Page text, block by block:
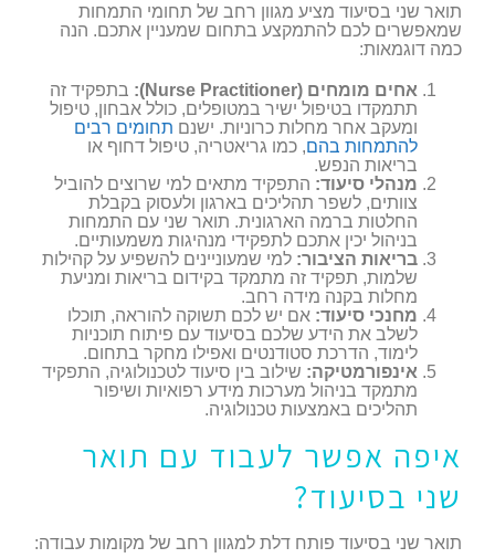
תואר שני בסיעוד מציע מגוון רחב של תחומי התמחות
שמאפשרים לכם להתמקצע בתחום שמעניין אתכם. הנה
כמה דוגמאות:
אחים מומחים (Nurse Practitioner):
בתפקיד זה
תתמקדו בטיפול ישיר במטופלים, כולל אבחון, טיפול
ומעקב אחר מחלות כרוניות. ישנם תחומים רבים
להתמחות בהם, כמו גריאטריה, טיפול דחוף או
בריאות הנפש.
מנהלי סיעוד: התפקיד מתאים למי שרוצים להוביל
צוותים, לשפר תהליכים בארגון ולעסוק בקבלת
החלטות ברמה הארגונית. תואר שני עם התמחות
בניהול יכין אתכם לתפקידי מנהיגות משמעותיים.
בריאות הציבור: למי שמעוניינים להשפיע על קהילות
שלמות, תפקיד זה מתמקד בקידום בריאות ומניעת
מחלות בקנה מידה רחב.
מחנכי סיעוד: אם יש לכם תשוקה להוראה, תוכלו
לשלב את הידע שלכם בסיעוד עם פיתוח תוכניות
לימוד, הדרכת סטודנטים ואפילו מחקר בתחום.
אינפורמטיקה: שילוב בין סיעוד לטכנולוגיה, התפקיד
מתמקד בניהול מערכות מידע רפואיות ושיפור
תהליכים באמצעות טכנולוגיה.
איפה אפשר לעבוד עם תואר
שני בסיעוד?
תואר שני בסיעוד פותח דלת למגוון רחב של מקומות עבודה: